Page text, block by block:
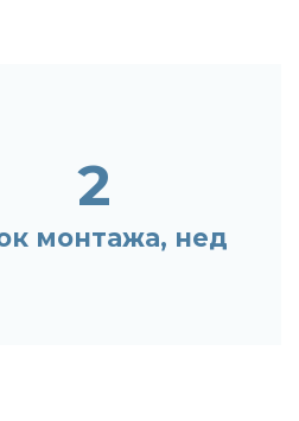
2
монтажа, нед